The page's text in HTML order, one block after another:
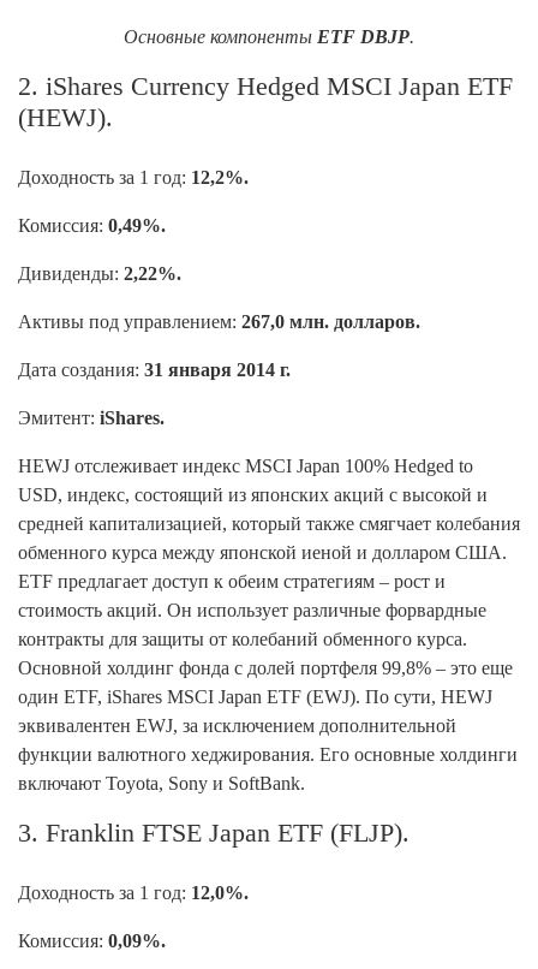
Основные компоненты ETF DBJP.
2. iShares Currency Hedged MSCI Japan ETF
(HEWJ).
Доходность за 1 год: 12,2%.
Комиссия: 0,49%.
Дивиденды: 2,22%.
Активы под управлением: 267,0 млн. долларов.
Дата создания: 31 января 2014 г.
Эмитент: iShares.
HEWJ отслеживает индекс MSCI Japan 100% Hedged to
USD, индекс, состоящий из японских акций с высокой и
средней капитализацией, который также смягчает колебания
обменного курса между японской иеной и долларом США.
ETF предлагает доступ к обеим стратегиям – рост и
стоимость акций. Он использует различные форвардные
контракты для защиты от колебаний обменного курса.
Основной холдинг фонда с долей портфеля 99,8% – это еще
один ETF, iShares MSCI Japan ETF (EWJ). По сути, HEWJ
эквивалентен EWJ, за исключением дополнительной
функции валютного хеджирования. Его основные холдинги
включают Toyota, Sony и SoftBank.
3. Franklin FTSE Japan ETF (FLJP).
Доходность за 1 год: 12,0%.
Комиссия: 0,09%.